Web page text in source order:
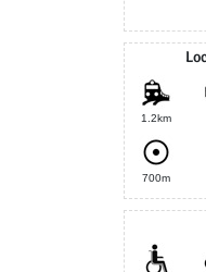
1.2km
700m